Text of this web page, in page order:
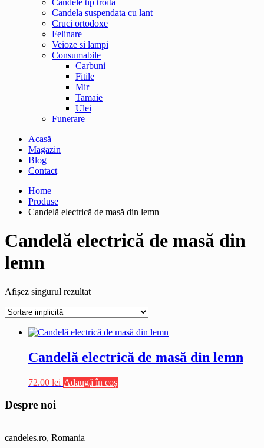
Candela suspendata cu lant
Cruci ortodoxe
Felinare
Veioze si lampi
Consumabile
Carbuni
Fitile
Mir
Tamaie
Ulei
Funerare
Acasă
Magazin
Blog
Contact
Home
Produse
Candelă electrică de masă din lemn
Candelă electrică de masă din
lemn
Afișez singurul rezultat
Candelă electrică de masă din lemn
72.00 lei Adaugă în coș
Despre noi
candeles.ro, Romania